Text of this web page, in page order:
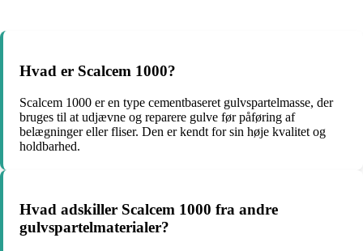
Hvad er Scalcem 1000?
Scalcem 1000 er en type cementbaseret gulvspartelmasse, der
bruges til at udjævne og reparere gulve før påføring af
belægninger eller fliser. Den er kendt for sin høje kvalitet og
holdbarhed.
Hvad adskiller Scalcem 1000 fra andre
gulvspartelmaterialer?